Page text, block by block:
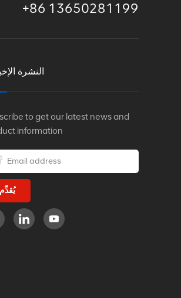
+86 13650281199
النشرة
to get our latest news and
information
يُقدِّم